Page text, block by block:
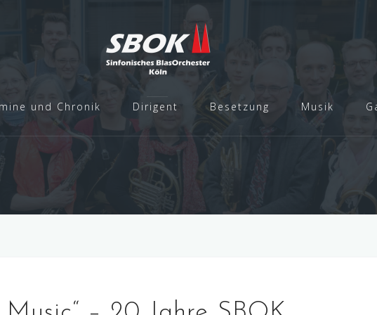
und Chronik Dirigent Besetzung Musik